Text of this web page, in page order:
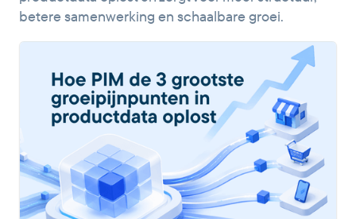
betere samenwerking en schaalbare groei.